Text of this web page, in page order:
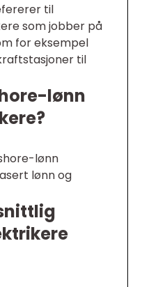
til
som jobber på
for eksempel
til
lønn
lønn
lønn og